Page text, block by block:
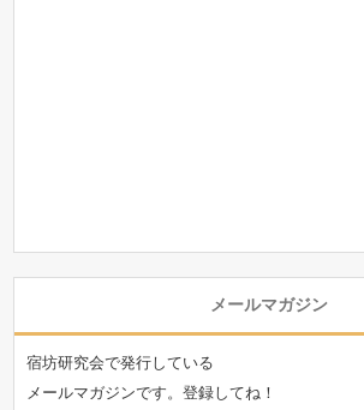
メールマガジン
宿坊研究会で発行している
メールマガジンです。登録してね！